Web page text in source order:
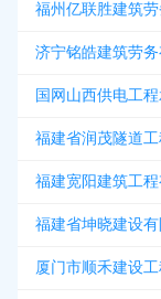
福州亿联胜建筑
济宁铭皓建筑劳务
国网山西供电工
福建省润茂隧道工
福建宽阳建筑工程
福建省坤晓建设有
厦门市顺禾建设工